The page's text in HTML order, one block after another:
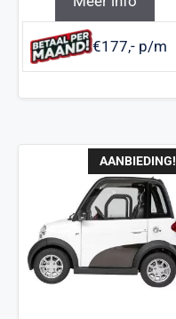
€177,- p/m
AANBIEDING!